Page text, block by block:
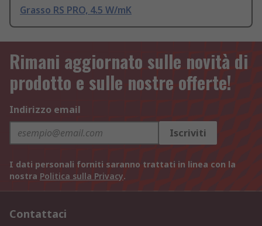
Grasso RS PRO, 4.5 W/mK
Rimani aggiornato sulle novità di
prodotto e sulle nostre offerte!
Indirizzo email
Iscriviti
I dati personali forniti saranno trattati in linea con la
nostra Politica sulla Privacy.
Contattaci